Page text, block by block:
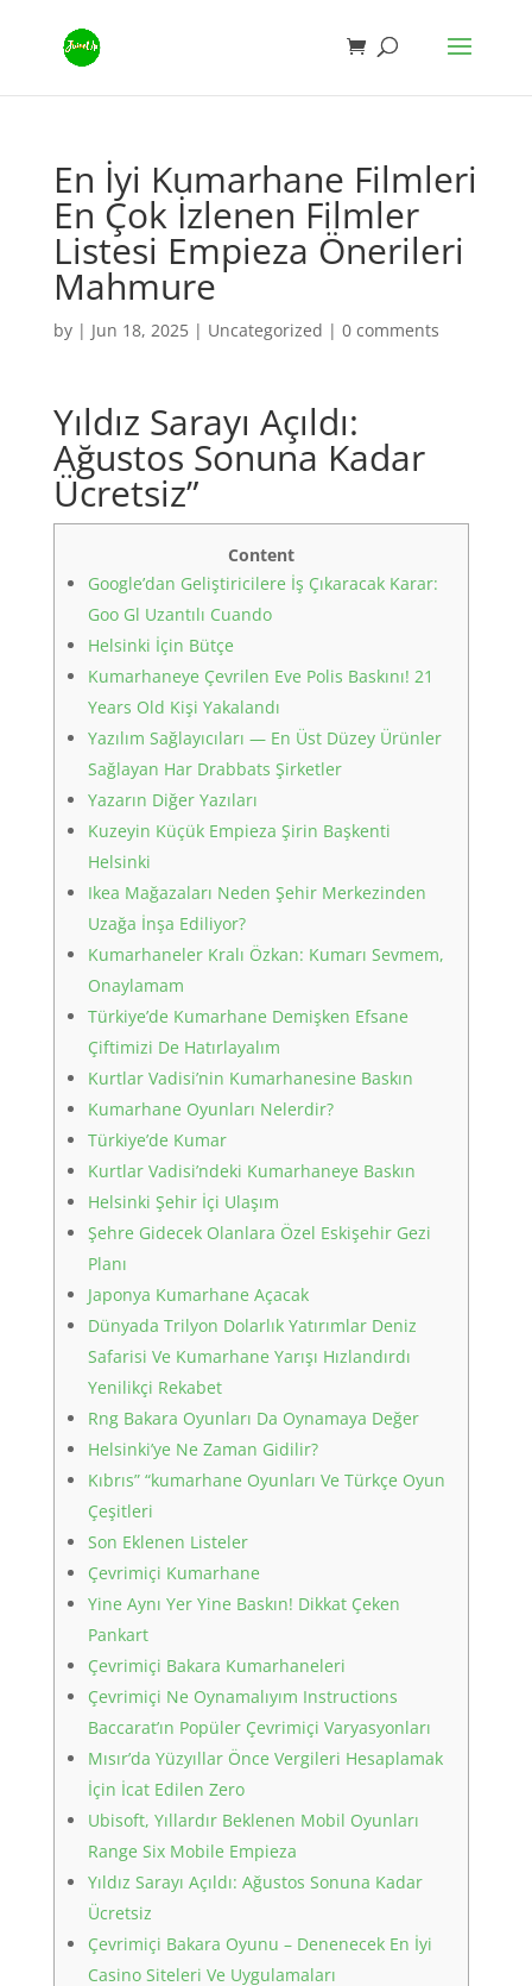
En İyi Kumarhane Filmleri
En Çok İzlenen Filmler
Listesi Empieza Önerileri
Mahmure
by | Jun 18, 2025| Uncategorized | 0 comments
Yıldız Sarayı Açıldı:
Ağustos Sonuna Kadar
Ücretsiz”
Content
Google’dan Geliştiricilere İş Çıkaracak Karar:
Goo Gl Uzantılı Cuando
Helsinki İçin Bütçe
Kumarhaneye Çevrilen Eve Polis Baskını! 21
Years Old Kişi Yakalandı
Yazılım Sağlayıcıları — En Üst Düzey Ürünler
Sağlayan Har Drabbats Şirketler
Yazarın Diğer Yazıları
Kuzeyin Küçük Empieza Şirin Başkenti
Helsinki
Ikea Mağazaları Neden Şehir Merkezinden
Uzağa İnşa Ediliyor?
Kumarhaneler Kralı Özkan: Kumarı Sevmem,
Onaylamam
Türkiye’de Kumarhane Demişken Efsane
Çiftimizi De Hatırlayalım
Kurtlar Vadisi’nin Kumarhanesine Baskın
Kumarhane Oyunları Nelerdir?
Türkiye’de Kumar
Kurtlar Vadisi’ndeki Kumarhaneye Baskın
Helsinki Şehir İçi Ulaşım
Şehre Gidecek Olanlara Özel Eskişehir Gezi
Planı
Japonya Kumarhane Açacak
Dünyada Trilyon Dolarlık Yatırımlar Deniz
Safarisi Ve Kumarhane Yarışı Hızlandırdı
Yenilikçi Rekabet
Rng Bakara Oyunları Da Oynamaya Değer
Helsinki’ye Ne Zaman Gidilir?
Kıbrıs” “kumarhane Oyunları Ve Türkçe Oyun
Çeşitleri
Son Eklenen Listeler
Çevrimiçi Kumarhane
Yine Aynı Yer Yine Baskın! Dikkat Çeken
Pankart
Çevrimiçi Bakara Kumarhaneleri
Çevrimiçi Ne Oynamalıyım Instructions
Baccarat’ın Popüler Çevrimiçi Varyasyonları
Mısır’da Yüzyıllar Önce Vergileri Hesaplamak
İçin İcat Edilen Zero
Ubisoft, Yıllardır Beklenen Mobil Oyunları
Range Six Mobile Empieza
Yıldız Sarayı Açıldı: Ağustos Sonuna Kadar
Ücretsiz
Çevrimiçi Bakara Oyunu – Denenecek En İyi
Casino Siteleri Ve Uygulamaları